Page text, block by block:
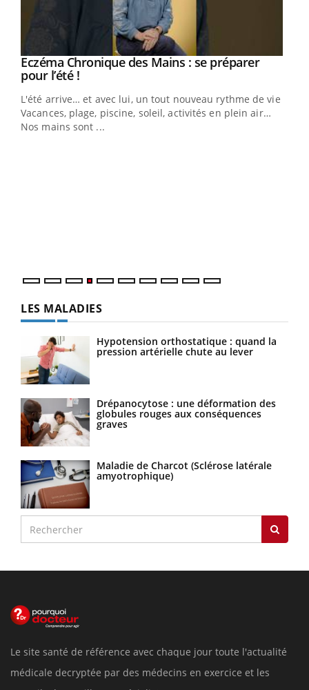
Youtube
Eczéma Chronique des Mains : se préparer
pour l’été !Youtube
L'été arrive… et avec lui, un tout nouveau rythme de vie !
Vacances, plage, piscine, soleil, activités en plein air…
Nos mains sont ...
LES MALADIES
Hypotension orthostatique : quand la
pression artérielle chute au lever
Drépanocytose : une déformation des
globules rouges aux conséquences
graves
Maladie de Charcot (Sclérose latérale
amyotrophique)
Le site santé de référence avec chaque jour toute l'actualité
médicale decryptée par des médecins en exercice et les